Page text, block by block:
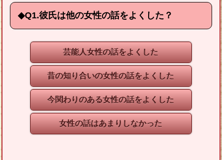
◆Q1.彼氏は他の女性の話をよくした？
芸能人女性の話をよくした
昔の知り合いの女性の話をよくした
今関わりのある女性の話をよくした
女性の話はあまりしなかった